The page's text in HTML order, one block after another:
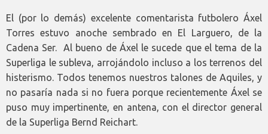
El (por lo demás) excelente comentarista futbolero Áxel
Torres estuvo anoche sembrado en El Larguero, de la
Cadena Ser. Al bueno de Áxel le sucede que el tema de la
Superliga le subleva, arrojándolo incluso a los terrenos del
histerismo. Todos tenemos nuestros talones de Aquiles, y
no pasaría nada si no fuera porque recientemente Áxel se
puso muy impertinente, en antena, con el director general
de la Superliga Bernd Reichart.